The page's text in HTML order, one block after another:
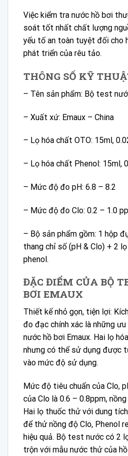
Việc kiểm tra nước hồ bơi
soát tốt nhất chất lượng
yếu tố an toàn tuyệt đối cho
phát triển của rêu tảo.
THÔNG SỐ KỸ
– Tên sản phẩm: Bộ test
– Xuất xứ: Emaux – China
– Lọ hóa chất OTO: 15ml,
– Lọ hóa chất Phenol: 15ml,
– Mức độ đo pH: 6.8 – 8.2
– Mức độ đo Clo: 0.2 – 1.0
– Bộ sản phẩm gồm: 1 hộp
thang chỉ số (pH & Clo) + 2
phenol.
ĐẶC ĐIỂM CỦA BỘ
BƠI EMAUX
Thiết kế nhỏ gọn, tiện lợi:
đo đạc chính xác là những
nước hồ bơi Emaux. Hai lọ
nhưng có thể sử dụng được
vào mức độ sử dụng.
Mức độ tiêu chuẩn của Clo,
của Clo là 0.6 – 0.8ppm,
Hai lọ thuốc thử với dung
để thử nồng độ Clo, Phenol
hiệu quả. Bộ test nước có 2
trộn với mẫu nước thử của